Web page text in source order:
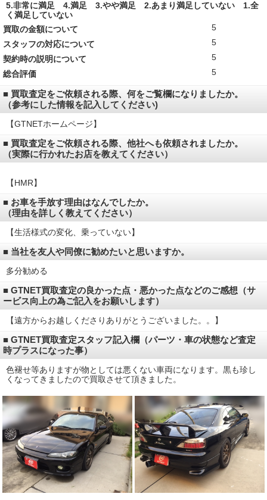
5.非常に満足 4.満足 3.やや満足 2.あまり満足していない 1.全
く満足していない
買取の金額について
5
スタッフの対応について
5
契約時の説明について
5
総合評価
5
■ 買取査定をご依頼される際、何をご覧欄になりましたか。
（参考にした情報を記入してください)
【GTNETホームページ】
■ 買取査定をご依頼される際、他社へも依頼されましたか。
（実際に行かれたお店を教えてください）
【HMR】
■ お車を手放す理由はなんでしたか。
（理由を詳しく教えてください）
【生活様式の変化、乗っていない】
■ 当社を友人や同僚に勧めたいと思いますか。
多分勧める
■ GTNET買取査定の良かった点・悪かった点などのご感想（サ
ービス向上の為ご記入をお願いします）
【遠方からお越しくださりありがとうございました。。】
■ GTNET買取査定スタッフ記入欄（パーツ・車の状態など査定
時プラスになった事）
色褪せ等ありますが物としては悪くない車両になります。黒も珍し
くなってきましたので買取させて頂きました。